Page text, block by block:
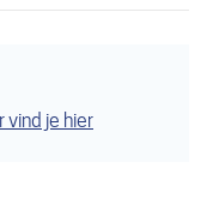
vind je hier